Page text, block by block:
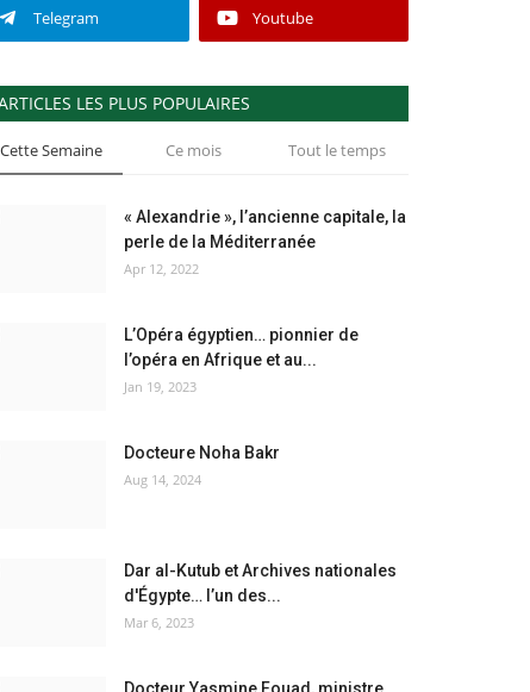
Telegram Youtube
LES PLUS POPULAIRES
Cette Semaine Ce mois Tout le temps
« Alexandrie », l’ancienne capitale, la
perle de la Méditerranée
Apr 12, 2022
L’Opéra égyptien… pionnier de
l’opéra en Afrique et au...
Jan 19, 2023
Docteure Noha Bakr
Aug 14, 2024
Dar al-Kutub et Archives nationales
d'Égypte… l’un des...
Mar 6, 2023